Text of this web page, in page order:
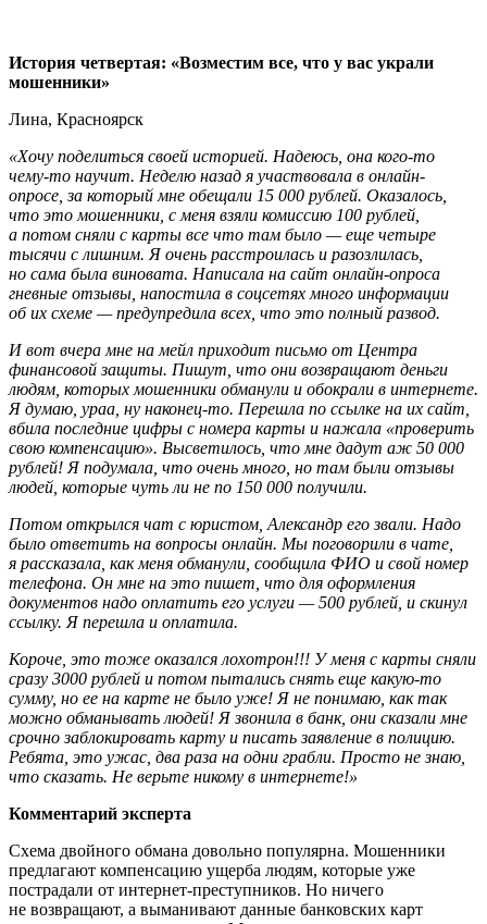
История четвертая: «Возместим все, что у вас украли
мошенники»
Лина, Красноярск
«Хочу поделиться своей историей. Надеюсь, она кого-то
чему-то научит. Неделю назад я участвовала в онлайн-
опросе, за который мне обещали 15 000 рублей. Оказалось,
что это мошенники, с меня взяли комиссию 100 рублей,
а потом сняли с карты все что там было — еще четыре
тысячи с лишним. Я очень расстроилась и разозлилась,
но сама была виновата. Написала на сайт онлайн-опроса
гневные отзывы, напостила в соцсетях много информации
об их схеме — предупредила всех, что это полный развод.
И вот вчера мне на мейл приходит письмо от Центра
финансовой защиты. Пишут, что они возвращают деньги
людям, которых мошенники обманули и обокрали в интернете.
Я думаю, ураа, ну наконец-то. Перешла по ссылке на их сайт,
вбила последние цифры с номера карты и нажала «проверить
свою компенсацию». Высветилось, что мне дадут аж 50 000
рублей! Я подумала, что очень много, но там были отзывы
людей, которые чуть ли не по 150 000 получили.
Потом открылся чат с юристом, Александр его звали. Надо
было ответить на вопросы онлайн. Мы поговорили в чате,
я рассказала, как меня обманули, сообщила ФИО и свой номер
телефона. Он мне на это пишет, что для оформления
документов надо оплатить его услуги — 500 рублей, и скинул
ссылку. Я перешла и оплатила.
Короче, это тоже оказался лохотрон!!! У меня с карты сняли
сразу 3000 рублей и потом пытались снять еще какую-то
сумму, но ее на карте не было уже! Я не понимаю, как так
можно обманывать людей! Я звонила в банк, они сказали мне
срочно заблокировать карту и писать заявление в полицию.
Ребята, это ужас, два раза на одни грабли. Просто не знаю,
что сказать. Не верьте никому в интернете!»
Комментарий эксперта
Схема двойного обмана довольно популярна. Мошенники
предлагают компенсацию ущерба людям, которые уже
пострадали от интернет-преступников. Но ничего
не возвращают, а выманивают данные банковских карт